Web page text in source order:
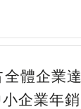
體企業達
企業年銷